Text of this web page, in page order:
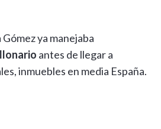
ya manejaba
antes de llegar a
inmuebles en media España.